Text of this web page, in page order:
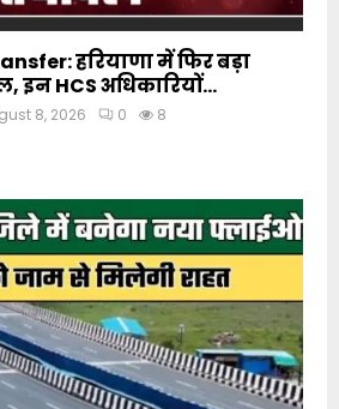
हरियाणा में फिर बड़ा
इन HCS अधिकारियों...
8, 2026 0 8